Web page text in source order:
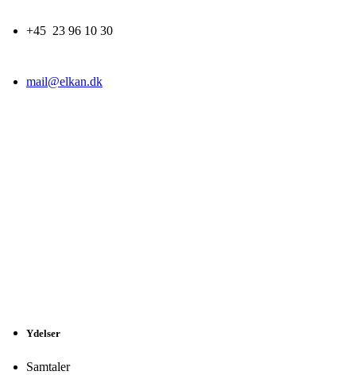
+45 23 96 10 30
mail@elkan.dk
Ydelser
Samtaler